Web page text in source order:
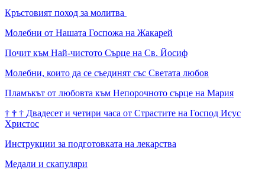
Кръстовият поход за молитва
Молебни от Нашата Госпожа на Жакарей
Почит към Най-чистото Сърце на Св. Йосиф
Молебни, които да се съединят със Светата любов
Пламъкът от любовта към Непорочното сърце на Мария
† † † Двадесет и четири часа от Страстите на Господ Исус
Христос
Инструкции за подготовката на лекарства
Медали и скапуляри